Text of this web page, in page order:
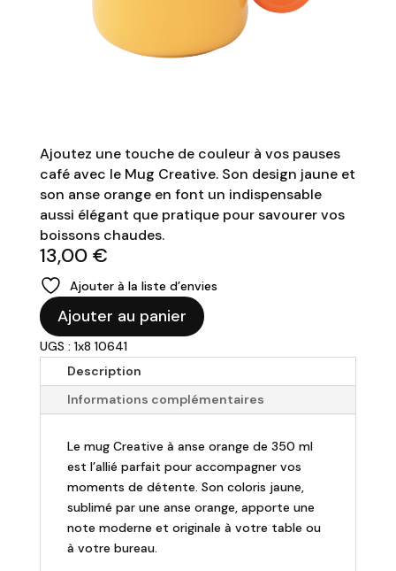
Ajoutez une touche de couleur à vos pauses
café avec le Mug Creative. Son design jaune et
son anse orange en font un indispensable
aussi élégant que pratique pour savourer vos
boissons chaudes.
13,00 €
Ajouter à la liste d’envies
quantité
de
Mug
"Creative"
jaune
Ajouter au panier
UGS : 1x8 10641
Description
Informations complémentaires
Le mug Creative à anse orange de 350 ml
est l’allié parfait pour accompagner vos
moments de détente. Son coloris jaune,
sublimé par une anse orange, apporte une
note moderne et originale à votre table ou
à votre bureau.